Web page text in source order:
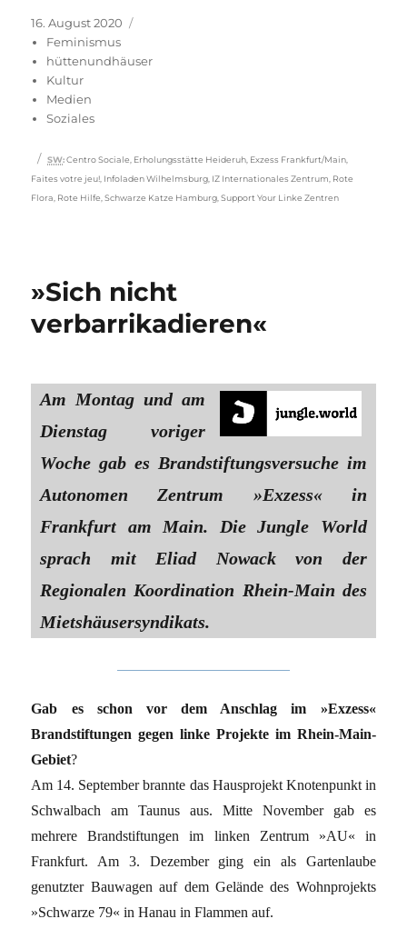
Veröffentlicht
am
16. August 2020
Feminismus
hüttenundhäuser
Kultur
Medien
Soziales
Schlagwörter
SW: Centro Sociale Erholungsstätte Heideruh Exzess Frankfurt/Main
Faites votre jeu! Infoladen Wilhelmsburg IZ Internationales Zentrum Rote
Flora Rote Hilfe ,Schwarze Katze Hamburg ,Support Your Linke Zentren
»Sich nicht
verbarrikadieren«
Am Montag und am
Dienstag voriger
Woche gab es Brandstiftungsversuche im
Autonomen Zentrum »Exzess« in
Frankfurt am Main. Die Jungle World
sprach mit Eliad Nowack von der
Regionalen Koordination Rhein-Main des
Mietshäusersyndikats.
Gab es schon vor dem Anschlag im »Exzess«
Brandstiftungen gegen linke Projekte im Rhein-Main-
Gebiet?
Am 14. September brannte das Hausprojekt Knotenpunkt in
Schwalbach am Taunus aus. Mitte November gab es
mehrere Brandstiftungen im linken Zentrum »AU« in
Frankfurt. Am 3. Dezember ging ein als Gartenlaube
genutzter Bauwagen auf dem Gelände des Wohnprojekts
»Schwarze 79« in Hanau in Flammen auf.